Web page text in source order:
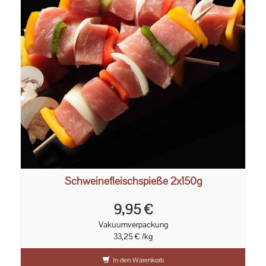
Schweinefleischspieße 2x150g
9,95 €
Vakuumverpackung
33,25 € /kg
In den Warenkorb